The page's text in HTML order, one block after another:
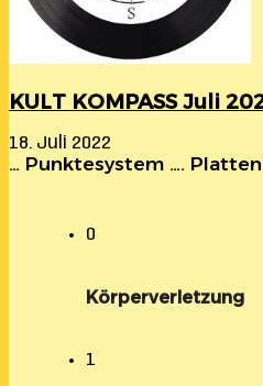
KULT KOMPASS Juli
18. Juli 2022
… Punktesystem ….
0
Körperverletzung
1